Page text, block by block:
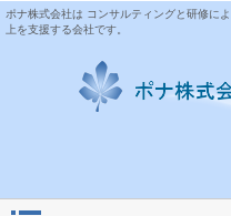
ポナ株式会社は コンサルティングと研修に
上を支援する会社です。